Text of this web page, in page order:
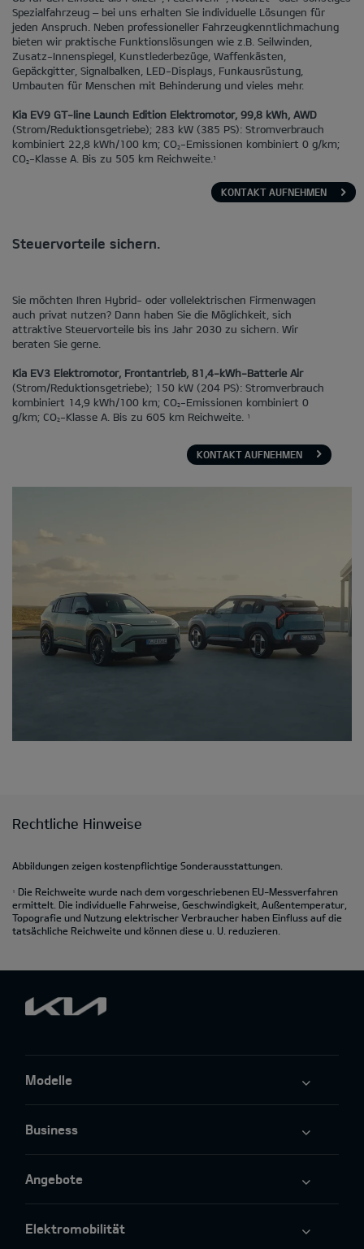
Spezialfahrzeug – bei uns erhalten Sie individuelle Lösungen für
jeden Anspruch. Neben professioneller Fahrzeugkenntlichmachung
bieten wir praktische Funktionslösungen wie z.B. Seilwinden,
Zusatz-Innenspiegel, Kunstlederbezüge, Waffenkästen,
Gepäckgitter, Signalbalken, LED-Displays, Funkausrüstung,
Umbauten für Menschen mit Behinderung und vieles mehr.
Kia EV9 GT-line Launch Edition Elektromotor, 99,8 kWh, AWD
(Strom/Reduktionsgetriebe); 283 kW (385 PS): Stromverbrauch
kombiniert 22,8 kWh/100 km; CO2-Emissionen kombiniert 0 g/km;
CO2-Klasse A. Bis zu 505 km Reichweite.1
KONTAKT AUFNEHMEN
Steuervorteile sichern.
Sie möchten Ihren Hybrid- oder vollelektrischen Firmenwagen
auch privat nutzen? Dann haben Sie die Möglichkeit, sich
attraktive Steuervorteile bis ins Jahr 2030 zu sichern. Wir
beraten Sie gerne.
Kia EV3 Elektromotor, Frontantrieb, 81,4-kWh-Batterie Air
(Strom/Reduktionsgetriebe); 150 kW (204 PS): Stromverbrauch
kombiniert 14,9 kWh/100 km; CO2-Emissionen kombiniert 0
g/km; CO2-Klasse A. Bis zu 605 km Reichweite. 1
KONTAKT AUFNEHMEN
Rechtliche Hinweise
Abbildungen zeigen kostenpflichtige Sonderausstattungen.
1
Die Reichweite wurde nach dem vorgeschriebenen EU-Messverfahren
ermittelt. Die individuelle Fahrweise, Geschwindigkeit, Außentemperatur,
Topografie und Nutzung elektrischer Verbraucher haben Einfluss auf die
tatsächliche Reichweite und können diese u. U. reduzieren.
Modelle
Business
Angebote
Elektromobilität